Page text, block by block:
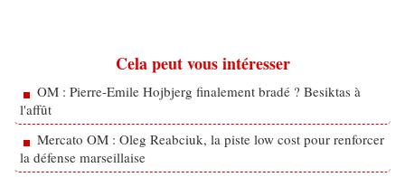
Cela peut vous intéresser
OM : Pierre-Emile Hojbjerg finalement bradé ? Besiktas à
l'affût
Mercato OM : Oleg Reabciuk, la piste low cost pour renforcer
la défense marseillaise